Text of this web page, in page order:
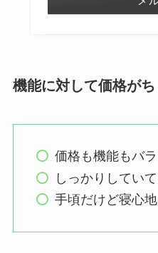
機能に対して価格が
価格も機能もバ
しっかりしてい
手頃だけど寝心